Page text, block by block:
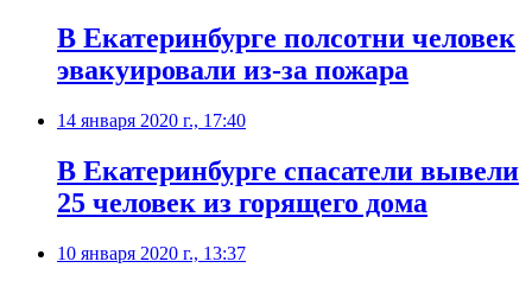
В Екатеринбурге полсотни человек
эвакуировали из-за пожара
14 января 2020 г., 17:40
В Екатеринбурге спасатели вывели
25 человек из горящего дома
10 января 2020 г., 13:37